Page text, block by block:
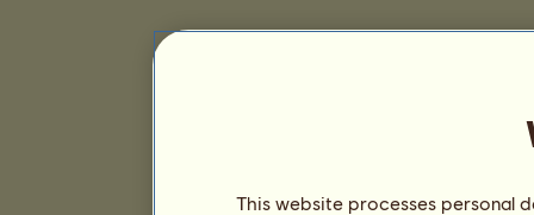
This website processes personal